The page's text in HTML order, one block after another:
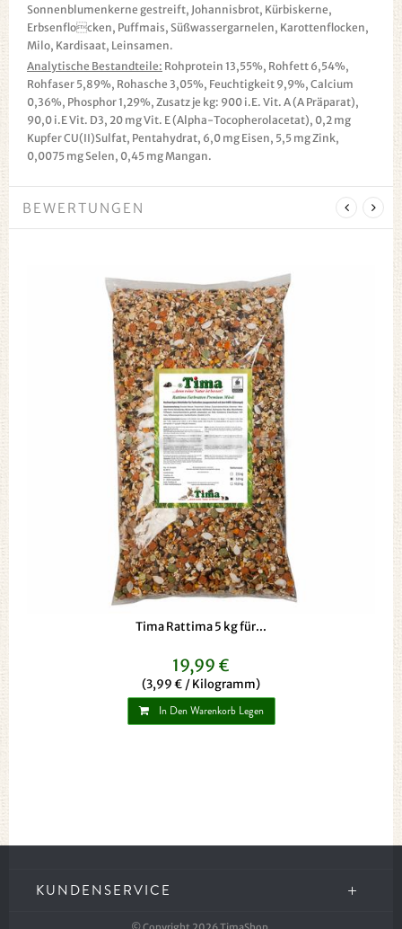
Sonnenblumenkerne gestreift, Johannisbrot, Kürbiskerne,
Erbsenflocken, Puffmais, Süßwassergarnelen, Karottenflocken,
Milo, Kardisaat, Leinsamen.
Analytische Bestandteile: Rohprotein 13,55%, Rohfett 6,54%,
Rohfaser 5,89%, Rohasche 3,05%, Feuchtigkeit 9,9%, Calcium
0,36%, Phosphor 1,29%, Zusatz je kg: 900 i.E. Vit. A (A Präparat),
90,0 i.E Vit. D3, 20 mg Vit. E (Alpha-Tocopherolacetat), 0,2 mg
Kupfer CU(II)Sulfat, Pentahydrat, 6,0 mg Eisen, 5,5 mg Zink,
0,0075 mg Selen, 0,45 mg Mangan.
BEWERTUNGEN
Tima Rattima 5 kg für...
19,99 €
(3,99 € / Kilogramm)
In Den Warenkorb Legen
KUNDENSERVICE